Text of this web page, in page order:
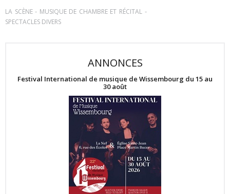
LA SCÈNE- MUSIQUE DE CHAMBRE ET RÉCITAL -
SPECTACLES DIVERS
ANNONCES
Festival International de musique de Wissembourg du 15 au
30 août